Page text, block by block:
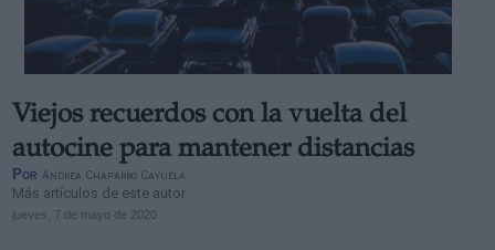
Viejos recuerdos con la vuelta del
autocine para mantener distancias
Por Andrea Chaparro Cayuela
Más artículos de este autor
jueves, 7 de mayo de 2020